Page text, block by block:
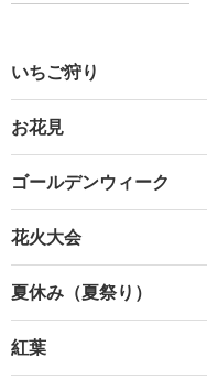
いちご狩り
お花見
ゴールデンウィーク
花火大会
夏休み（夏祭り）
紅葉